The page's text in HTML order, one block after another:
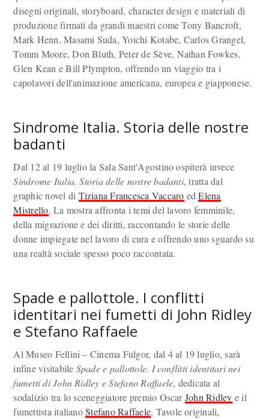
disegni originali, storyboard, character design e materiali di
produzione firmati da grandi maestri come Tony Bancroft,
Mark Henn, Masami Suda, Yoichi Kotabe, Carlos Grangel,
Tomm Moore, Don Bluth, Peter de Sève, Nathan Fowkes,
Glen Kean e Bill Plympton, offrendo un viaggio tra i
capolavori dell'animazione americana, europea e giapponese.
Sindrome Italia. Storia delle nostre
badanti
Dal 12 al 19 luglio la Sala Sant'Agostino ospiterà invece
Sindrome Italia. Storia delle nostre badanti, tratta dal
graphic novel di Tiziana Francesca Vaccaro edElena
Mistrello. La mostra affronta i temi del lavoro femminile,
della migrazione e dei diritti, raccontando le storie delle
donne impiegate nel lavoro di cura e offrendo uno sguardo su
una realtà sociale spesso poco raccontata.
Spade e pallottole. I conflitti
identitari nei fumetti di John Ridley
e Stefano Raffaele
Al Museo Fellini – Cinema Fulgor, dal 4 al 19 luglio, sarà
infine visitabile Spade e pallottole. I conflitti identitari nei
fumetti di John Ridley e Stefano Raffaele, dedicata al
sodalizio tra lo sceneggiatore premio OscarJohn Ridley e il
fumettista italianoStefano Raffaele. Tavole originali,